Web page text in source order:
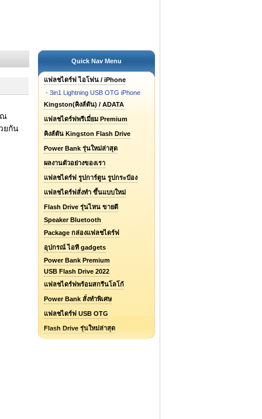
ณ
ยกัน
Quick Nav Menu
แฟลชไดร์ฟ ไอโฟน / iPhone
- 3in1 Lightning USB OTG iPhone
Kingston(คิงส์ตัน) / ADATA
แฟลชไดร์ฟพรีเมี่ยม Premium
คิงส์ตัน Kingston Flash Drive
Power Bank รุ่นใหม่ล่าสุด
ผลงานตัวอย่างของเรา
แฟลชไดร์ฟ รูปการ์ตูน รูปกระป๋อง
แฟลชไดร์ฟสั่งทำ ขึ้นแบบใหม่
Flash Drive รุ่นไหน ขายดี
Speaker Bluetooth
Package กล่องแฟลชไดร์ฟ
อุปกรณ์ ไอที gadgets
Power Bank Premium
USB Flash Drive 2022
แฟลชไดร์ฟพร้อมสกรีนโลโก้
Power Bank สั่งทำพิเศษ
แฟลชไดร์ฟ USB OTG
Flash Drive รุ่นใหม่ล่าสุด